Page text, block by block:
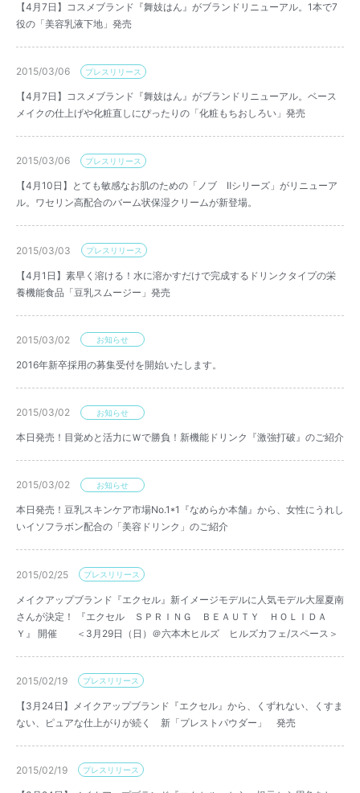
【4月7日】コスメブランド『舞妓はん』がブランドリニューアル。1本で7
役の「美容乳液下地」発売
2015/03/06 プレスリリース
【4月7日】コスメブランド『舞妓はん』がブランドリニューアル。ベース
メイクの仕上げや化粧直しにぴったりの「化粧もちおしろい」発売
2015/03/06 プレスリリース
【4月10日】とても敏感なお肌のための「ノブ Ⅱシリーズ」がリニューア
ル。ワセリン高配合のバーム状保湿クリームが新登場。
2015/03/03 プレスリリース
【4月1日】素早く溶ける！水に溶かすだけで完成するドリンクタイプの栄
養機能食品「豆乳スムージー」発売
2015/03/02 お知らせ
2016年新卒採用の募集受付を開始いたします。
2015/03/02 お知らせ
本日発売！目覚めと活力にＷで勝負！新機能ドリンク『激強打破』のご紹介
2015/03/02 お知らせ
本日発売！豆乳スキンケア市場No.1*1『なめらか本舗』から、女性にうれし
いイソフラボン配合の「美容ドリンク」のご紹介
2015/02/25 プレスリリース
メイクアップブランド『エクセル』新イメージモデルに人気モデル大屋夏南
さんが決定！ 『エクセル ＳＰＲＩＮＧ ＢＥＡＵＴＹ ＨＯＬＩＤＡ
Ｙ』 開催 ＜3月29日（日）＠六本木ヒルズ ヒルズカフェ/スペース＞
2015/02/19 プレスリリース
【3月24日】メイクアップブランド『エクセル』から、くずれない、くすま
ない、ピュアな仕上がりが続く 新「プレストパウダー」 発売
2015/02/19 プレスリリース